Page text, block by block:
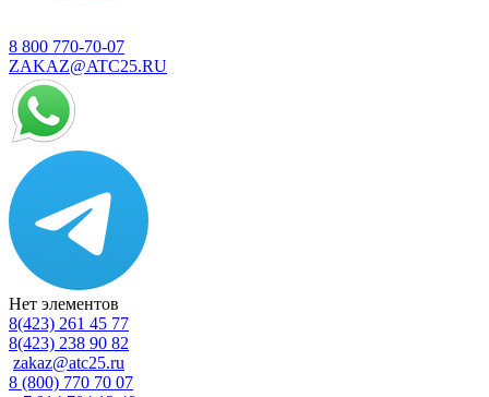
8 800 770-70-07
ZAKAZ@ATC25.RU
Нет элементов
8(423) 261 45 77
8(423) 238 90 82
zakaz@atc25.ru
8 (800) 770 70 07